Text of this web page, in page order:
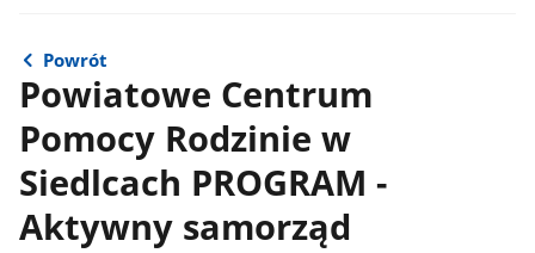
Powrót
Powiatowe Centrum
Pomocy Rodzinie w
Siedlcach PROGRAM -
Aktywny samorząd